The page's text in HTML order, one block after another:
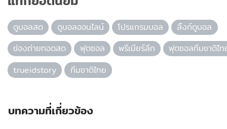
ดูบอลสด ดูบอลออนไลน์ โปรแกรมบอล
ลิ้งก์ดูบอล
ช่องถ่ายทอดสด
ฟุตซอล พรีเมียร์ลีก
ฟุตซอลทีมชาติไ
trueidstory
ทีมชาติไทย
บทความที่เกี่ยวข้อง